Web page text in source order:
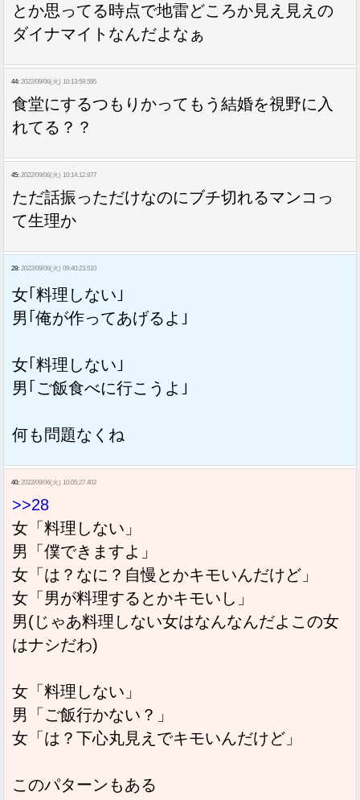
とか思ってる時点で地雷どころか見え見えの
ダイナマイトなんだよなぁ
44: 2022/09/06(火) 10:13:59.595
食堂にするつもりかってもう結婚を視野に入
れてる？？
45: 2022/09/06(火) 10:14:12.877
ただ話振っただけなのにブチ切れるマンコっ
て生理か
28: 2022/09/06(火) 09:40:23.510
女｢料理しない｣
男｢俺が作ってあげるよ｣
女｢料理しない｣
男｢ご飯食べに行こうよ｣
何も問題なくね
40: 2022/09/06(火) 10:05:27.402
>>28
女「料理しない」
男「僕できますよ」
女「は？なに？自慢とかキモいんだけど」
女「男が料理するとかキモいし」
男(じゃあ料理しない女はなんなんだよこの女
はナシだわ)
女「料理しない」
男「ご飯行かない？」
女「は？下心丸見えでキモいんだけど」
このパターンもある